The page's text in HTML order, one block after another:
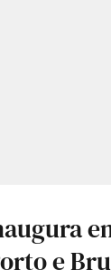
e